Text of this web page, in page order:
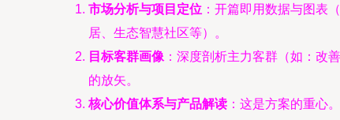
市场分析与项目定位 ：开篇即用数据与图表
居、生态智慧社区等）。
目标客群画像 ：深度剖析主力客群（如：改
的放矢。
核心价值体系与产品解读 ：这是方案的重心